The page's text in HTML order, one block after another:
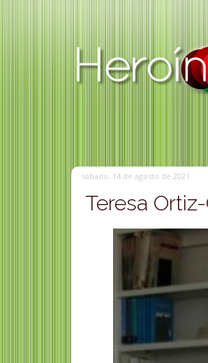
sábado, 14 de agosto de 2021
Teresa